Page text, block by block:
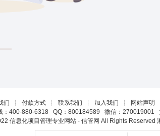
们 ┊ 付款方式 ┊ 联系我们 ┊ 加入我们 ┊ 网站声明
：400-880-6318 QQ：800184589 微信：270019001
信息化项目管理专业网站 - 信管网 All Rights Reserved